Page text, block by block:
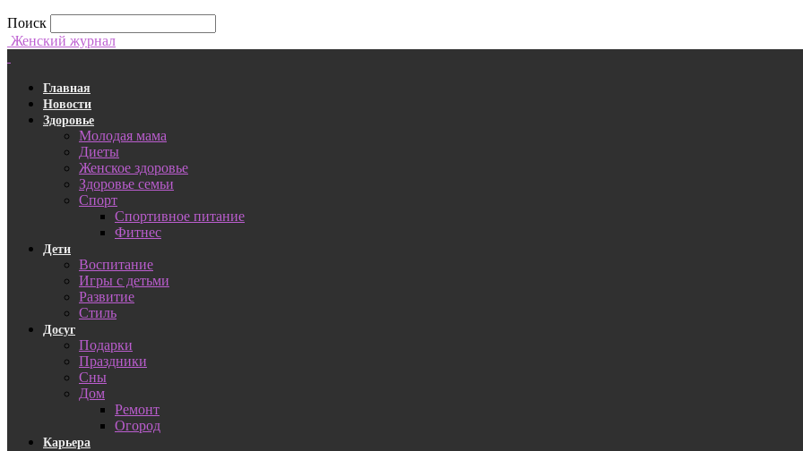
Поиск
Женский журнал
Главная
Новости
Здоровье
Молодая мама
Диеты
Женское здоровье
Здоровье семьи
Спорт
Спортивное питание
Фитнес
Дети
Воспитание
Игры с детьми
Развитие
Стиль
Досуг
Подарки
Праздники
Сны
Дом
Ремонт
Огород
Карьера